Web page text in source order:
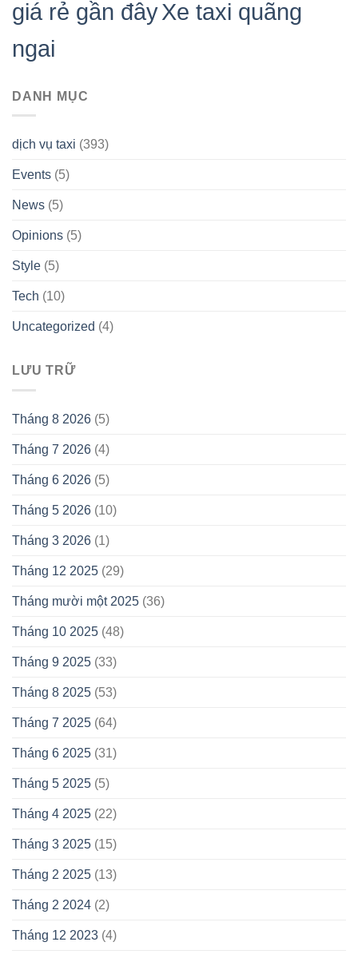
giá rẻ gần đâyXe taxi quãng
ngai
DANH MỤC
dịch vụ taxi (393)
Events (5)
News (5)
Opinions (5)
Style (5)
Tech (10)
Uncategorized (4)
LƯU TRỮ
Tháng 8 2026 (5)
Tháng 7 2026 (4)
Tháng 6 2026 (5)
Tháng 5 2026 (10)
Tháng 3 2026 (1)
Tháng 12 2025 (29)
Tháng mười một 2025 (36)
Tháng 10 2025 (48)
Tháng 9 2025 (33)
Tháng 8 2025 (53)
Tháng 7 2025 (64)
Tháng 6 2025 (31)
Tháng 5 2025 (5)
Tháng 4 2025 (22)
Tháng 3 2025 (15)
Tháng 2 2025 (13)
Tháng 2 2024 (2)
Tháng 12 2023 (4)